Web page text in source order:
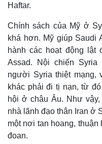
Haftar.
Chính sách của Mỹ ở
khá hơn. Mỹ giúp Saudi
hành các hoạt động lật
Assad. Nội chiến
người Syria thiệt mạng,
khác phải đi tị nạn, từ
hội ở châu Âu. Như
nhà lãnh đạo thân Iran ở
một nơi tan hoang,
đoan.